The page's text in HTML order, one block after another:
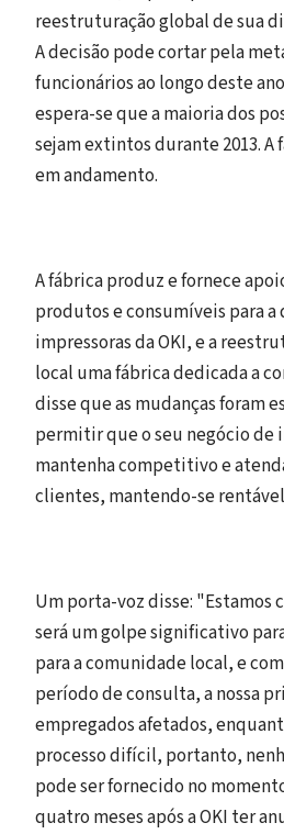
reestruturação global de sua
A decisão pode cortar pela
funcionários ao longo deste
espera-se que a maioria dos
sejam extintos durante 2013. A
em andamento.
A fábrica produz e fornece
produtos e consumíveis para a
impressoras da OKI, e a
local uma fábrica dedicada a
disse que as mudanças foram
permitir que o seu negócio de
mantenha competitivo e
clientes, mantendo-se
Um porta-voz disse: "Estamos
será um golpe significativo
para a comunidade local, e
período de consulta, a nossa
empregados afetados,
processo difícil, portanto,
pode ser fornecido no
quatro meses após a OKI ter